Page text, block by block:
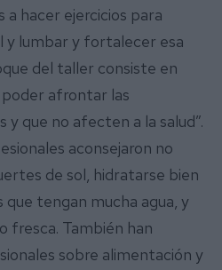
hacer ejercicios para
y lumbar y fortalecer esa
del taller consiste en
afrontar las
que no afecten a la salud”.
aconsejaron no
de sol, hidratarse bien
tengan mucha agua, y
fresca. También han
sobre alimentación y